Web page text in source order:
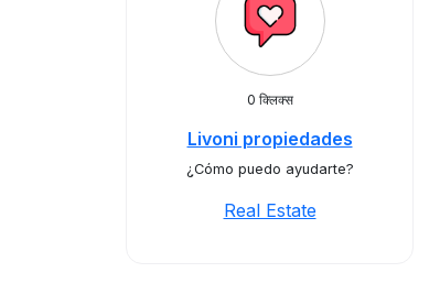
0 क्लिक्स
Livoni propiedades
¿Cómo puedo ayudarte?
Real Estate